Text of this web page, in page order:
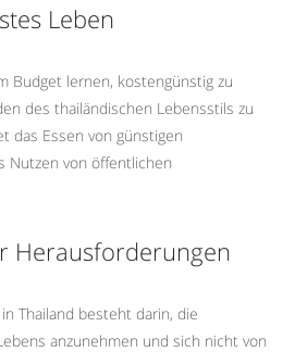
Leben
Budget lernen, kostengünstig zu
des thailändischen Lebensstils zu
das Essen von günstigen
Nutzen von öffentlichen
Herausforderungen
Thailand besteht darin, die
anzunehmen und sich nicht von